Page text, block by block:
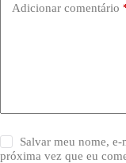
Adicionar comentário
Salvar meu nome, e-
próxima vez que eu